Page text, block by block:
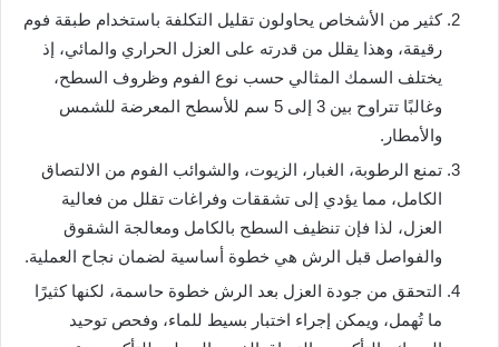
كثير من الأشخاص يحاولون تقليل التكلفة باستخدام طبقة فوم
رقيقة، وهذا يقلل من قدرته على العزل الحراري والمائي، إذ
يختلف السمك المثالي حسب نوع الفوم وظروف السطح،
وغالبًا تتراوح بين 3 إلى 5 سم للأسطح المعرضة للشمس
والأمطار.
تمنع الرطوبة، الغبار، الزيوت، والشوائب الفوم من الالتصاق
الكامل، مما يؤدي إلى تشققات وفراغات تقلل من فعالية
العزل، لذا فإن تنظيف السطح بالكامل ومعالجة الشقوق
والفواصل قبل الرش هي خطوة أساسية لضمان نجاح العملية.
التحقق من جودة العزل بعد الرش خطوة حاسمة، لكنها كثيرًا
ما تُهمل، ويمكن إجراء اختبار بسيط للماء، وفحص توحيد